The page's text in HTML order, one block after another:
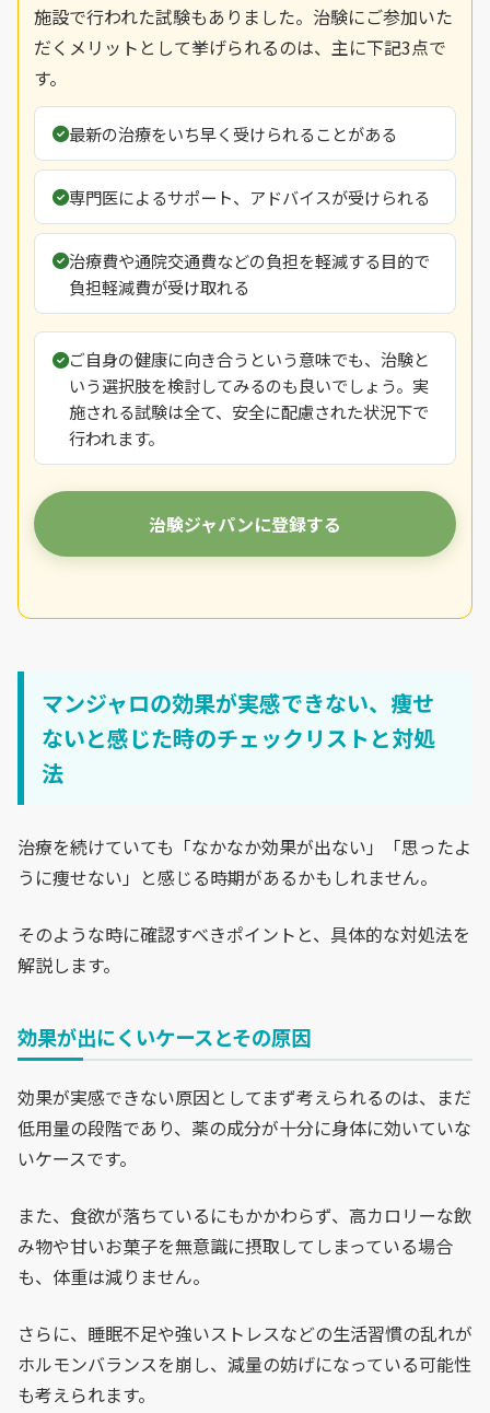
施設で行われた試験もありました。治験にご参加いた
だくメリットとして挙げられるのは、主に下記3点で
す。
最新の治療をいち早く受けられることがある
専門医によるサポート、アドバイスが受けられる
治療費や通院交通費などの負担を軽減する目的で
負担軽減費が受け取れる
ご自身の健康に向き合うという意味でも、治験と
いう選択肢を検討してみるのも良いでしょう。実
施される試験は全て、安全に配慮された状況下で
行われます。
治験ジャパンに登録する
マンジャロの効果が実感できない、痩せ
ないと感じた時のチェックリストと対処
法
治療を続けていても「なかなか効果が出ない」「思ったよ
うに痩せない」と感じる時期があるかもしれません。
そのような時に確認すべきポイントと、具体的な対処法を
解説します。
効果が出にくいケースとその原因
効果が実感できない原因としてまず考えられるのは、まだ
低用量の段階であり、薬の成分が十分に身体に効いていな
いケースです。
また、食欲が落ちているにもかかわらず、高カロリーな飲
み物や甘いお菓子を無意識に摂取してしまっている場合
も、体重は減りません。
さらに、睡眠不足や強いストレスなどの生活習慣の乱れが
ホルモンバランスを崩し、減量の妨げになっている可能性
も考えられます。